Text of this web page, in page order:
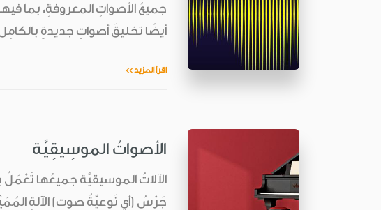
جميعُ الأصواتِ المعروفةِ، بما
أيضًا تخليقَ أصواتٍ جديدةٍ
اقرأ المزيد >>
الأصواتُ الموسِيقِيَّة
الآلاتُ الموسيقيَّة جميعُها تَعْمَلُ
جَرْسُ (أي نَوعيَّةُ صوت) الآلةِ